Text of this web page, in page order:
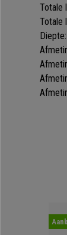
Totale
Totale